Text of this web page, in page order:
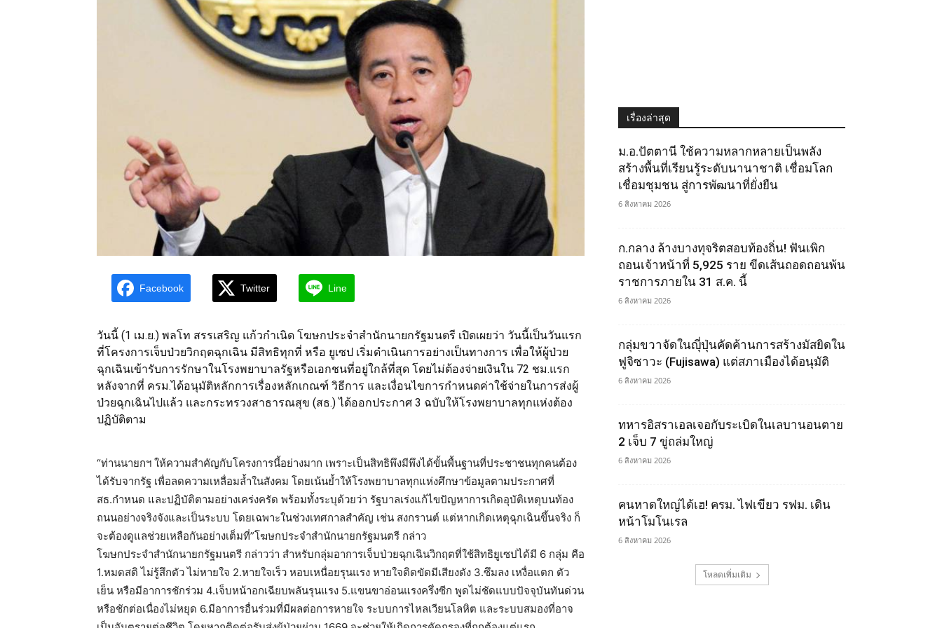
Facebook Twitter Line
วันนี้ (1 เม.ย.) พลโท สรรเสริญ แก้วกำเนิด โฆษกประจำสำนักนายกรัฐมนตรี เปิดเผยว่า วันนี้เป็นวันแรก
ที่โครงการเจ็บป่วยวิกฤตฉุกเฉิน มีสิทธิทุกที่ หรือ ยูเซป เริ่มดำเนินการอย่างเป็นทางการ เพื่อให้ผู้ป่วย
ฉุกเฉินเข้ารับการรักษาในโรงพยาบาลรัฐหรือเอกชนที่อยู่ใกล้ที่สุด โดยไม่ต้องจ่ายเงินใน 72 ชม.แรก
หลังจากที่ ครม.ได้อนุมัติหลักการเรื่องหลักเกณฑ์ วิธีการ และเงื่อนไขการกำหนดค่าใช้จ่ายในการส่งผู้
ป่วยฉุกเฉินไปแล้ว และกระทรวงสาธารณสุข (สธ.) ได้ออกประกาศ 3 ฉบับให้โรงพยาบาลทุกแห่งต้อง
ปฏิบัติตาม
“ท่านนายกฯ ให้ความสำคัญกับโครงการนี้อย่างมาก เพราะเป็นสิทธิพึงมีพึงได้ขั้นพื้นฐานที่ประชาชนทุกคนต้อง
ได้รับจากรัฐ เพื่อลดความเหลื่อมล้ำในสังคม โดยเน้นย้ำให้โรงพยาบาลทุกแห่งศึกษาข้อมูลตามประกาศที่
สธ.กำหนด และปฏิบัติตามอย่างเคร่งครัด พร้อมทั้งระบุด้วยว่า รัฐบาลเร่งแก้ไขปัญหาการเกิดอุบัติเหตุบนท้อง
ถนนอย่างจริงจังและเป็นระบบ โดยเฉพาะในช่วงเทศกาลสำคัญ เช่น สงกรานต์ แต่หากเกิดเหตุฉุกเฉินขึ้นจริง ก็
จะต้องดูแลช่วยเหลือกันอย่างเต็มที่”โฆษกประจำสำนักนายกรัฐมนตรี กล่าว
โฆษกประจำสำนักนายกรัฐมนตรี กล่าวว่า สำหรับกลุ่มอาการเจ็บป่วยฉุกเฉินวิกฤตที่ใช้สิทธิยูเซปได้มี 6 กลุ่ม คือ
1.หมดสติ ไม่รู้สึกตัว ไม่หายใจ 2.หายใจเร็ว หอบเหนื่อยรุนแรง หายใจติดขัดมีเสียงดัง 3.ซึมลง เหงื่อแตก ตัว
เย็น หรือมีอาการชักร่วม 4.เจ็บหน้าอกเฉียบพลันรุนแรง 5.แขนขาอ่อนแรงครึ่งซีก พูดไม่ชัดแบบปัจจุบันทันด่วน
หรือชักต่อเนื่องไม่หยุด 6.มีอาการอื่นร่วมที่มีผลต่อการหายใจ ระบบการไหลเวียนโลหิต และระบบสมองที่อาจ
เรื่องล่าสุด
ม.อ.ปัตตานี ใช้ความหลากหลายเป็นพลัง
สร้างพื้นที่เรียนรู้ระดับนานาชาติ เชื่อมโลก
เชื่อมชุมชน สู่การพัฒนาที่ยั่งยืน
6 สิงหาคม 2026
ก.กลาง ล้างบางทุจริตสอบท้องถิ่น! ฟันเพิก
ถอนเจ้าหน้าที่ 5,925 ราย ขีดเส้นถอดถอนพ้น
ราชการภายใน 31 ส.ค. นี้
6 สิงหาคม 2026
กลุ่มขวาจัดในญุี่ปุ่นคัดค้านการสร้างมัสยิดใน
ฟูจิซาวะ (Fujisawa) แต่สภาเมืองได้อนุมัติ
6 สิงหาคม 2026
ทหารอิสราเอลเจอกับระเบิดในเลบานอนตาย
2 เจ็บ 7 ขู่ถล่มใหญ่
6 สิงหาคม 2026
คนหาดใหญ่ได้เฮ! ครม. ไฟเขียว รฟม. เดิน
หน้าโมโนเรล
6 สิงหาคม 2026
โหลดเพิ่มเติม